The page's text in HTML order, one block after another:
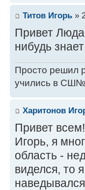
Титов Игорь »
Привет
нибудь
Просто решил
учились в
Харитонов
Привет
Игорь, я
область -
виделся, то